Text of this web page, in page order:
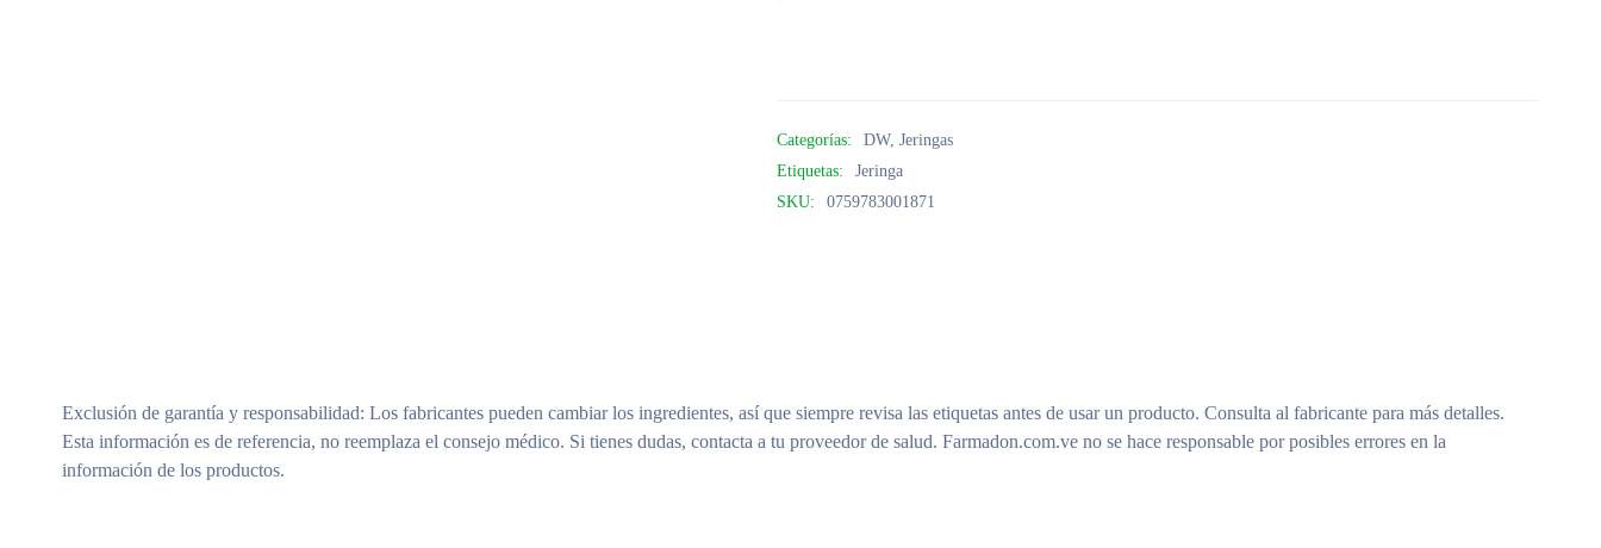
Categorías: DW,Jeringas
Etiquetas:
Jeringa
SKU:
0759783001871
Exclusión de garantía y responsabilidad: Los fabricantes pueden cambiar los ingredientes, así que siempre revisa las etiquetas antes de usar un producto. Consulta al fabricante para más detalles.
Esta información es de referencia, no reemplaza el consejo médico. Si tienes dudas, contacta a tu proveedor de salud. Farmadon.com.ve no se hace responsable por posibles errores en la
información de los productos.